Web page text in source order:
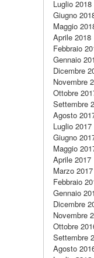
Luglio 2018
Giugno
Maggio
Aprile 2018
Febbraio
Gennaio
Dicembre
Novembre
Ottobre
Settembre
Agosto
Luglio 2017
Giugno
Maggio
Aprile 2017
Marzo 2017
Febbraio
Gennaio
Dicembre
Novembre
Ottobre
Settembre
Agosto